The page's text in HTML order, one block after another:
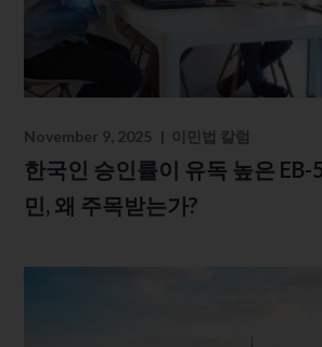
November 9, 2025 이민법 칼럼
한국인 승인률이 유독 높은 EB-
민, 왜 주목받는가?